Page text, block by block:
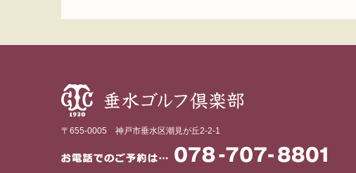
〒655-0005 神戸市垂水区潮見が丘2-2-1